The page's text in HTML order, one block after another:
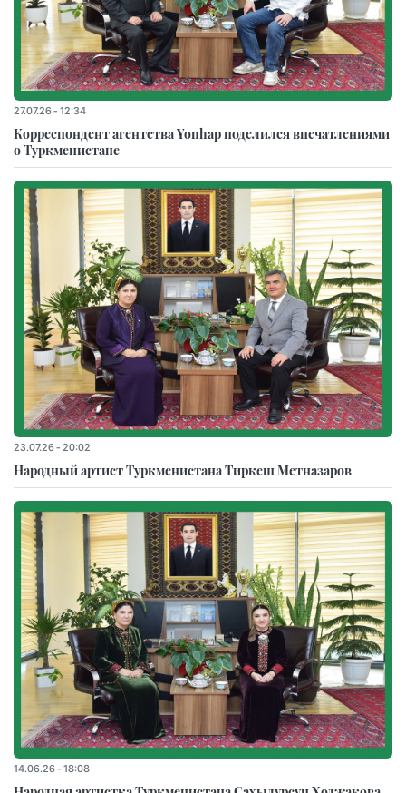
27.07.26 - 12:34
Корреспондент агентства Yonhap поделился впечатлениями
о Туркменистане
23.07.26 - 20:02
Народный артист Туркменистана Тиркеш Мeтназаров
14.06.26 - 18:08